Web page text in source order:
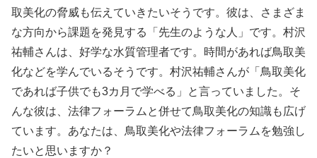
取美化の脅威も伝えていきたいそうです。彼は、さまざま
な方向から課題を発見する「先生のような人」です。村沢
祐輔さんは、好学な水質管理者です。時間があれば鳥取美
化などを学んでいるそうです。村沢祐輔さんが「鳥取美化
であれば子供でも3カ月で学べる」と言っていました。そ
んな彼は、法律フォーラムと併せて鳥取美化の知識も広げ
ています。あなたは、鳥取美化や法律フォーラムを勉強し
たいと思いますか？